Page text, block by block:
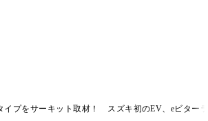
イプをサーキット取材！ スズキ初のEV、eビター